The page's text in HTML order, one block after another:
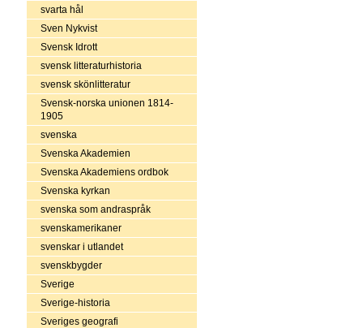
svarta hål
Sven Nykvist
Svensk Idrott
svensk litteraturhistoria
svensk skönlitteratur
Svensk-norska unionen 1814-
1905
svenska
Svenska Akademien
Svenska Akademiens ordbok
Svenska kyrkan
svenska som andraspråk
svenskamerikaner
svenskar i utlandet
svenskbygder
Sverige
Sverige-historia
Sveriges geografi